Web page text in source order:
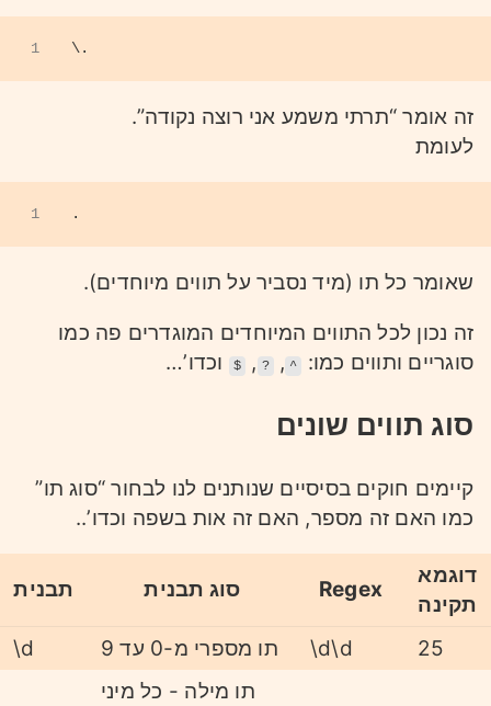
1 \.
זה אומר “תרתי משמע אני רוצה נקודה”.
לעומת
1 .
שאומר כל תו (מיד נסביר על תווים מיוחדים).
זה נכון לכל התווים המיוחדים המוגדרים פה כמו
סוגריים ותווים כמו:
^
,
?
,
$ וכדו’…
סוג תווים שונים
קיימים חוקים בסיסיים שנותנים לנו לבחור “סוג תו”
כמו האם זה מספר, האם זה אות בשפה וכדו’..
תבנית סוג תבנית Regex
דוגמא
תקינה
\d
תו מספרי מ-0 עד 9 \d\d 25
תו מילה - כל מיני